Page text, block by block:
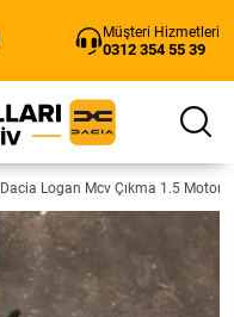
Müşteri Hizmetleri
0312 354 55 39
Dacia Logan Mcv Çıkma 1.5 Motor